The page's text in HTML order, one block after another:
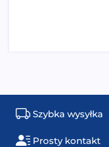
Szybka wysyłka
Prosty kontakt